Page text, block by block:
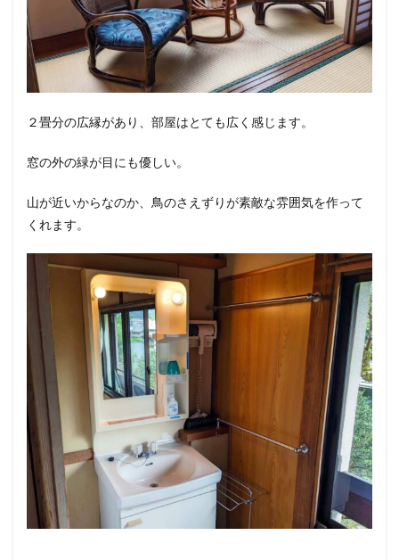
２畳分の広縁があり、部屋はとても広く感じます。
窓の外の緑が目にも優しい。
山が近いからなのか、鳥のさえずりが素敵な雰囲気を作って
くれます。